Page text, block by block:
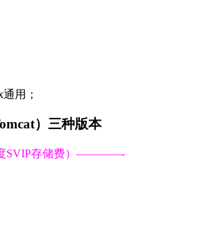
用；
）三种版本
SVIP存储费）————-